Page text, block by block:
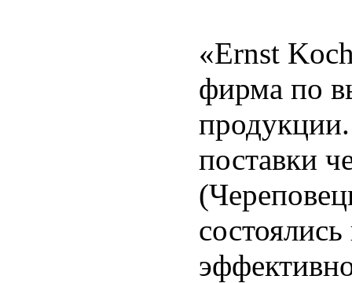
«Ernst
фирма по
поставки